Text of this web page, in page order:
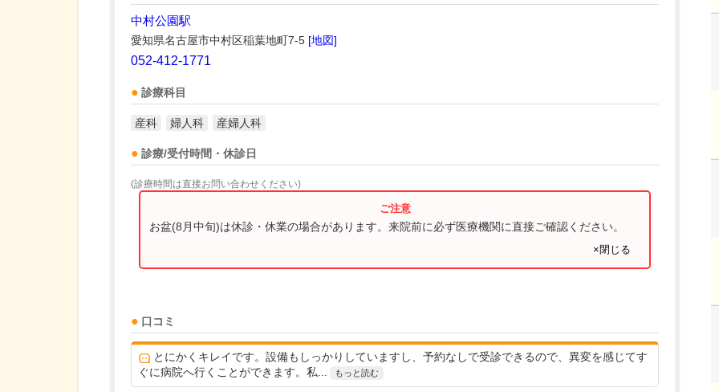
中村公園駅
愛知県名古屋市中村区稲葉地町7-5 [地図]
052-412-1771
診療科目
産科 婦人科 産婦人科
診療/受付時間・休診日
(診療時間は直接お問い合わせください)
お盆(8月中旬)は休診・休業の場合があります。来院前に必ず医療機関に直接ご確認ください。
×閉じる
口コミ
とにかくキレイです。設備もしっかりしていますし、予約なしで受診できるので、異変を感じてす
ぐに病院へ行くことができます。私...
もっと読む